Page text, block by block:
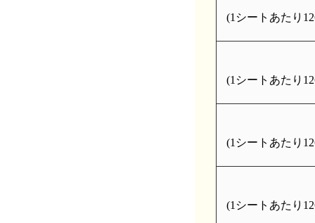
(1シートあたり
(1シートあたり
(1シートあたり
(1シートあたり